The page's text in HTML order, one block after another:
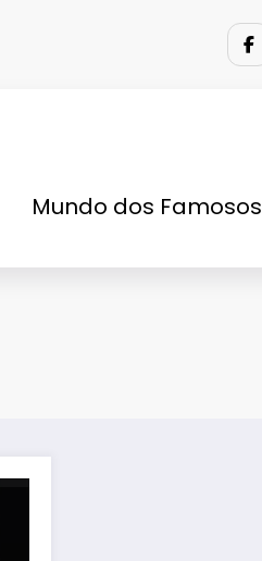
Mundo dos Famosos